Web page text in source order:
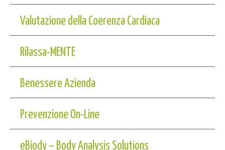
Valutazione della Coerenza Cardiaca
Rilassa-MENTE
Benessere Azienda
Prevenzione On-Line
eBiody – Body Analysis Solutions